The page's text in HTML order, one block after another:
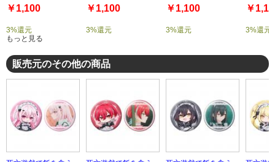
￥1,100
3%還元
￥1,100
3%還元
￥1,100
3%還元
￥
3%還元
もっと見る
販売元のその他の商品